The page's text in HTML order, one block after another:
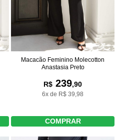
Macacão Feminino Molecotton
Anastasia Preto
R$ 239,90
6x de R$ 39,98
COMPRAR